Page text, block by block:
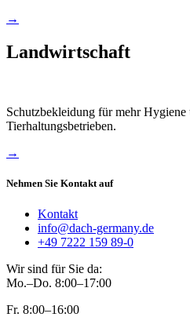
→
Landwirtschaft
Schutzbekleidung für mehr
Tierhaltungsbetrieben.
→
Nehmen Sie Kontakt auf
Kontakt
info@dach-germany.de
+49 7222 159 89-0
Wir sind für Sie da:
Mo.–Do. 8:00–17:00
Fr. 8:00–16:00